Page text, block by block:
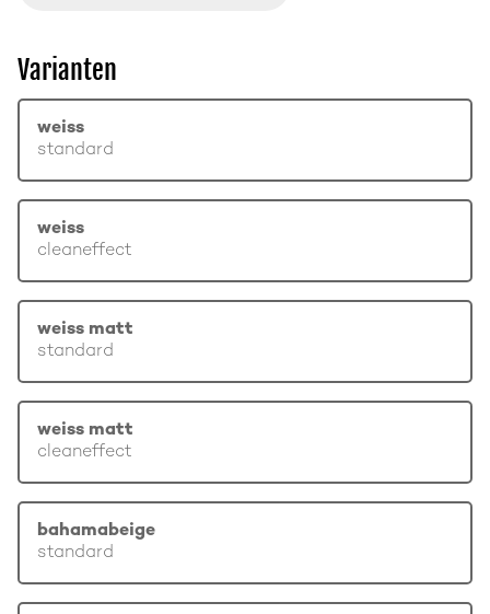
Varianten
weiss
standard
weiss
cleaneffect
weiss matt
standard
weiss matt
cleaneffect
bahamabeige
standard